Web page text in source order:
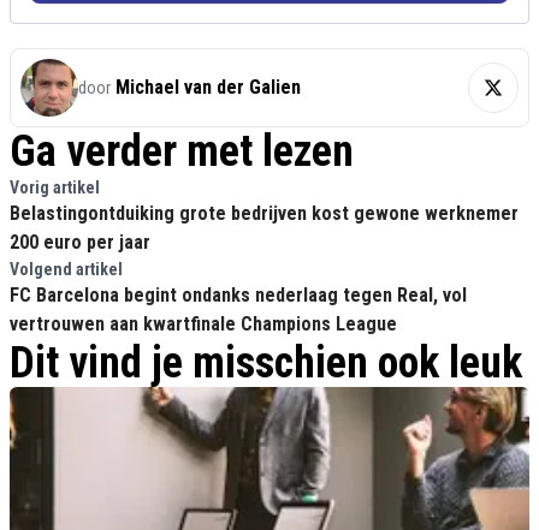
door Michael van der Galien
Ga verder met lezen
Vorig artikel
Belastingontduiking grote bedrijven kost gewone werknemer
200 euro per jaar
Volgend artikel
FC Barcelona begint ondanks nederlaag tegen Real, vol
vertrouwen aan kwartfinale Champions League
Dit vind je misschien ook leuk